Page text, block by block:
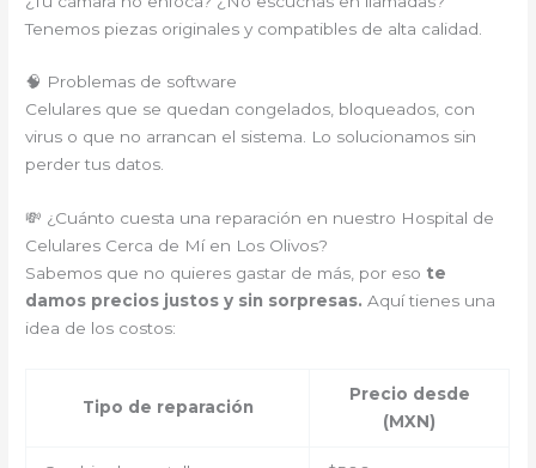
Tenemos piezas originales y compatibles de alta calidad.
🧠 Problemas de software
Celulares que se quedan congelados, bloqueados, con
virus o que no arrancan el sistema. Lo solucionamos sin
perder tus datos.
💸 ¿Cuánto cuesta una reparación en nuestro Hospital de
Celulares Cerca de Mí en Los Olivos?
Sabemos que no quieres gastar de más, por eso te
damos precios justos y sin sorpresas. Aquí tienes una
idea de los costos:
Tipo de reparación
Precio desde
(MXN)